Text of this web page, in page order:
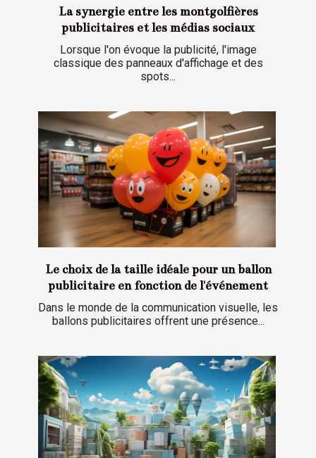
La synergie entre les montgolfières
publicitaires et les médias sociaux
Lorsque l'on évoque la publicité, l'image
classique des panneaux d'affichage et des
spots...
Le choix de la taille idéale pour un ballon
publicitaire en fonction de l'événement
Dans le monde de la communication visuelle, les
ballons publicitaires offrent une présence...